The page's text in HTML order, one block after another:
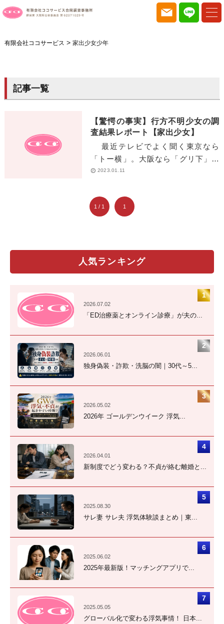
有限会社ココサービス > 家出少女少年
記事一覧
【驚愕の事実】行方不明少女の調
査結果レポート【家出少女】
「トー横」。大阪なら「グリ下」。
に集まる家出少年・少女の話がよく
2023.01.11
1 / 1 1
人気ランキング
2026.07.02
「ED治療薬とオンライン診療」が夫の...
2026.06.01
独身偽装・詐欺・洗脳の闇｜30代～5...
2026.05.02
2026年 ゴールデンウイーク 浮気...
2026.04.01
新制度でどう変わる？不貞が絡む離婚と...
2025.08.30
サレ妻 サレ夫 浮気体験談まとめ｜東...
2025.06.02
2025年最新版！マッチングアプリで...
2025.05.05
グローバル化で変わる浮気事情！ 日本...